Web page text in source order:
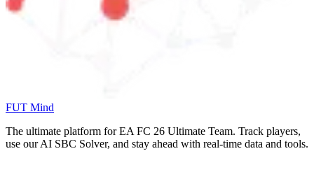
FUT Mind
The ultimate platform for EA FC 26 Ultimate Team. Track players,
use our AI SBC Solver, and stay ahead with real-time data and tools.